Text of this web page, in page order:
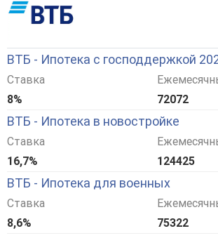
ВТБ - Ипотека с господдержкой
Ставка
8%
72072
ВТБ - Ипотека в новостройке
Ставка
16,7%
124425
ВТБ - Ипотека для военных
Ставка
8,6%
75322